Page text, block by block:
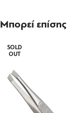
Μπορεί
SOLD
OUT